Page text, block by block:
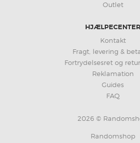
Outlet
HJÆLPECENTER
Kontakt
Fragt, levering &
Fortrydelsesret og
Reklamation
Guides
FAQ
2026 ©
Randomshop